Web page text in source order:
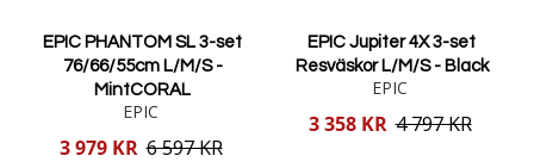
EPIC PHANTOM SL 3-set
76/66/55cm L/M/S -
MintCORAL
EPIC
Reducerat
3 979 KR 6 597 KR
EPIC Jupiter 4X 3-set
Resväskor L/M/S - Black
EPIC
Reducerat
3 358 KR 4 797 KR